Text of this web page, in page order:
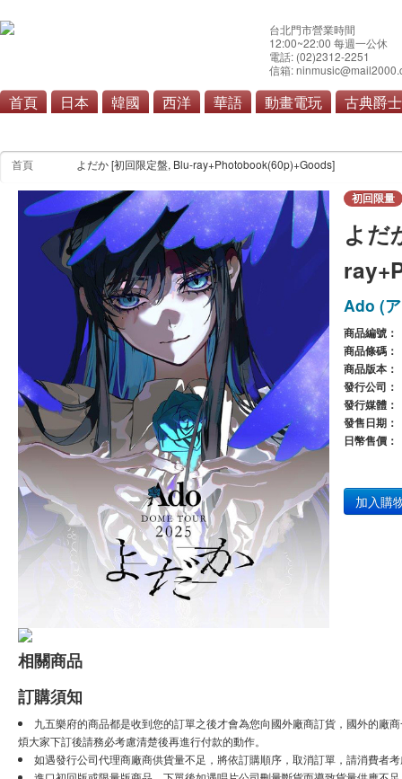
台北門市營業時間
12:00~22:00 每週一公休
電話: (02)2312-2251
信箱:
首頁 日本 韓國 西洋 華語 動畫電玩 古典爵士
首頁 よだか [初回限定盤, Blu-ray+Photobook(60p)+Goods]
初回限量
よだ
Ado (
商品編號：
商品條碼：
商品版本：
發行公司：
發行媒體：
發售日期：
日幣售價：
加入購
相關商品
訂購須知
九五樂府的商品都是收到您的訂單之後才會為您向國外廠商訂貨，國外的廠
煩大家下訂後請務必考慮清楚後再進行付款的動作。
如遇發行公司代理商廠商供貨量不足，將依訂購順序，取消訂單，請消費者